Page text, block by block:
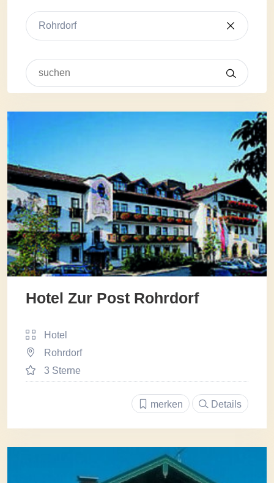
Rohrdorf
Hotel Zur Post Rohrdorf
Hotel
Rohrdorf
3 Sterne
merken Details